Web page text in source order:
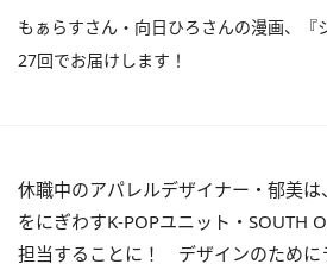
もぁらすさん・向日ひろさんの漫画、『
27回でお届けします！
休職中のアパレルデザイナー・郁美
をにぎわすK-POPユニット・SOUTH
担当することに！ デザインのために